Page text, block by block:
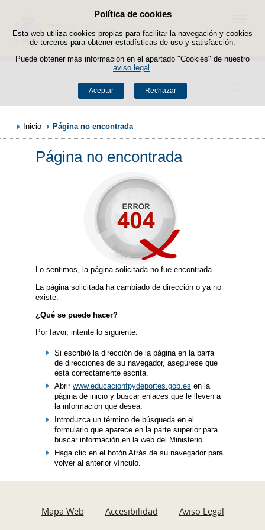
Política de cookies
Esta web utiliza cookies propias para facilitar la navegación y cookies
de terceros para obtener estadísticas de uso y satisfacción.
Puede obtener más información en el apartado "Cookies" de nuestro
aviso legal
Aceptar Rechazar
Saltar al contenido
Buscador
Menú
Inicio Página no encontrada
Página no encontrada
Lo sentimos, la página solicitada no fue encontrada.
La página solicitada ha cambiado de dirección o ya no
existe.
¿Qué se puede hacer?
Por favor, intente lo siguiente:
Si escribió la dirección de la página en la barra
de direcciones de su navegador, asegúrese que
está correctamente escrita.
Abrir www.educacionfpydeportes.gob.es en la
página de inicio y buscar enlaces que le lleven a
la información que desea.
Introduzca un término de búsqueda en el
formulario que aparece en la parte superior para
buscar información en la web del Ministerio
Haga clic en el botón Atrás de su navegador para
volver al anterior vínculo.
Mapa Web Accesibilidad Aviso Legal